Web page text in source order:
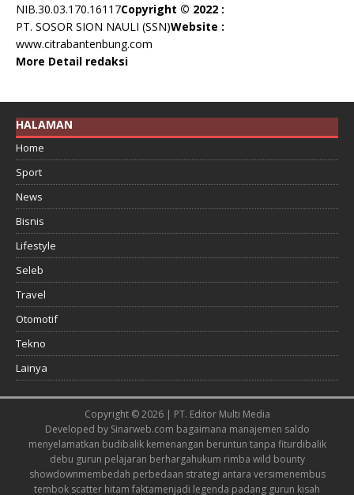
NIB.30.03.170.16117Copyright © 2022 :
PT. SOSOR SION NAULI (SSN)Website :
www.citrabantenbung.com
More Detail redaksi
HALAMAN
Home
Sport
News
Bisnis
Lifestyle
Seleb
Travel
Otomotif
Tekno
Lainya
Copyright © 2026 | PT. Editor Multi Media
Developed by Sinarweb.com bagaimana manajemen saldo
menyelamatkan budibalik kemenangan beruntun tanpa fiturdibalik
debu gurun pelajaran berhargahukum rimba wild bounty
showdownmembedah perbedaan strategi antara versimenembus
tembok scatter hitam faktamenjadi legenda padang gurun kisah